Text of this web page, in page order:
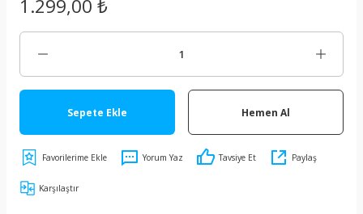
1.299,00 ₺
Sepete Ekle Hemen Al
Yorum Yaz Tavsiye Et Paylaş
Karşılaştır